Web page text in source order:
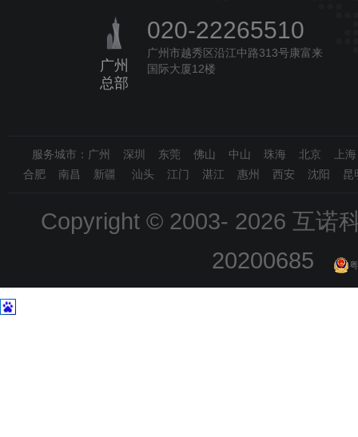
广州
总部
020-22265510
广州市越秀区沿江中路313号康富来
国际大厦12楼
服务城市：广州 深圳 东莞 佛山 中山 珠海 北京
合肥 南昌 新疆 汕头 江门 湛江 惠州 西安 沈阳
Copyright © 2003- 2026 互诺
20200685